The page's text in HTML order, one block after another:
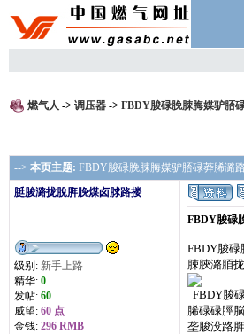
燃气人 -> 调压器 -> FBDY脧碌脕脨脢媒驴脴
--> 本页主题: FBDY脧碌脕脨脢媒驴脴碌莽脪潞
脡脧潞拢脫脌脕煤卤脙路搂
级别: 新手上路
精华: 0
发帖: 60
威望: 60 点
金钱: 296 RMB
FBDY脧碌
FBDY脧碌
脨脥潞脜
FBDY脧
脪碌碌脛
垄脧没路